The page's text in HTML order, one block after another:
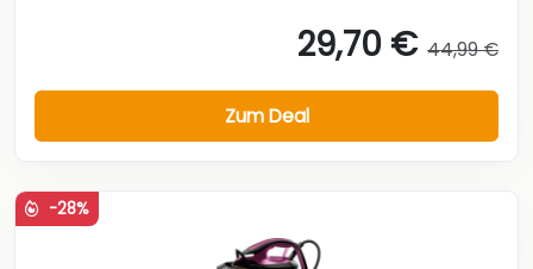
29,70 € 44,99 €
Zum Deal
-28%